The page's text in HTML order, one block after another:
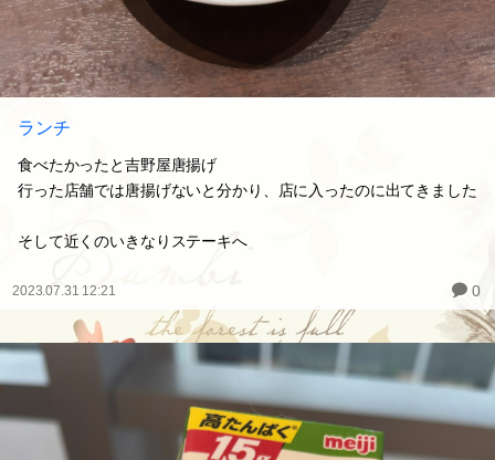
ランチ
食べたかったと吉野屋唐揚げ
行った店舗では唐揚げないと分かり、店に入ったのに出てきました
そして近くのいきなりステーキへ
2023.07.31 12:21 0